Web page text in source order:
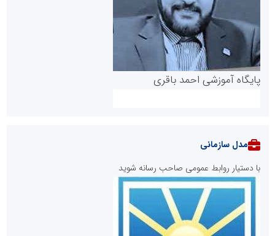
پایگاه آموزشی احمد باقری
مدل سازمانی
با دستیار روابط عمومی صاحب رسانه شوید